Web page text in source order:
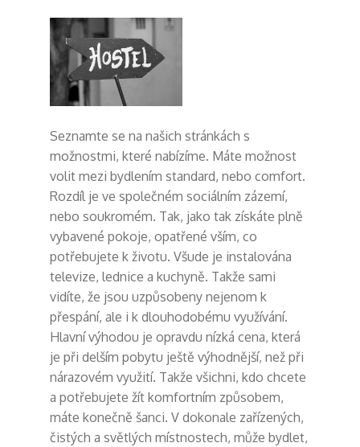
Seznamte se na našich stránkách s
možnostmi, které nabízíme. Máte možnost
volit mezi bydlením standard, nebo comfort.
Rozdíl je ve společném sociálním zázemí,
nebo soukromém. Tak, jako tak získáte plně
vybavené pokoje, opatřené vším, co
potřebujete k životu. Všude je instalována
televize, lednice a kuchyně. Takže sami
vidíte, že jsou uzpůsobeny nejenom k
přespání, ale i k dlouhodobému využívání.
Hlavní výhodou je opravdu nízká cena, která
je při delším pobytu ještě výhodnější, než při
nárazovém využití. Takže všichni, kdo chcete
a potřebujete žít komfortním způsobem,
máte konečně šanci. V dokonale zařízených,
čistých a světlých místnostech, může bydlet,